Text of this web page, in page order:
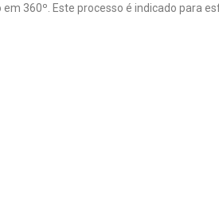
360º. Este processo é indicado para